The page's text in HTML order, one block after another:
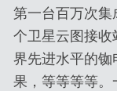
第一台百万次
个卫星云图接
界先进水平的
果，等等等等